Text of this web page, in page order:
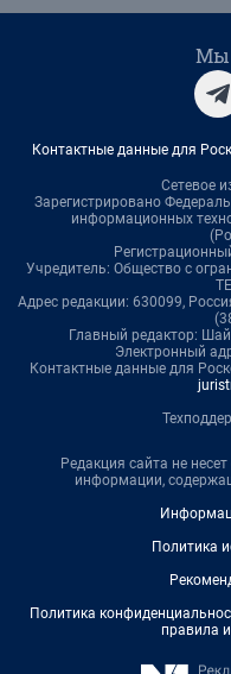
Мы
Контактные данные для
Сетевое
Зарегистрировано
информационных
Учредитель: Общество с
Адрес редакции: 630099,
Главный редактор:
Электронный
Контактные данные для
Редакция сайта не
информации,
Политика
Политика
правила